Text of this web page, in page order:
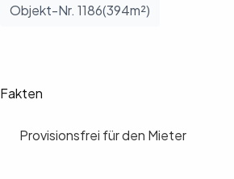
Objekt-Nr. 1186(394m²)
Fakten
Provisionsfrei für den Mieter